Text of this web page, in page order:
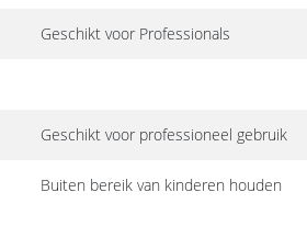
Geschikt voor Professionals
Geschikt voor professioneel gebruik
Buiten bereik van kinderen houden